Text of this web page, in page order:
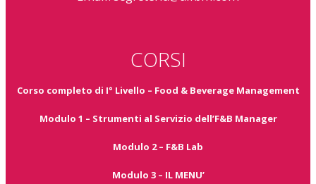
CORSI
Corso completo di I° Livello – Food & Beverage Management
Modulo 1 – Strumenti al Servizio dell’F&B Manager
Modulo 2 – F&B Lab
Modulo 3 – IL MENU’